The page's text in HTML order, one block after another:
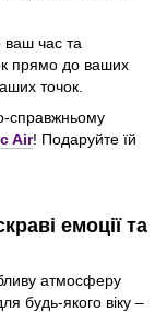
ваш час та
прямо до ваших
точок.
справжньому
Air! Подаруйте їй
емоції та
атмосферу
будь-якого віку –